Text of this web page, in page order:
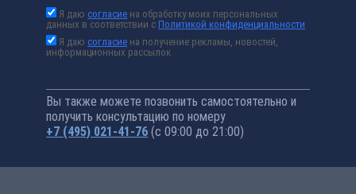
Я даюсогласие на обработку моих персональных
данных в соответствии сПолитикой конфиденциальности
Я даюсогласие на получение рекламы, новостей,
информационных рассылок
Вы также можете позвонить самостоятельно и
получить консультацию по номеру
+7 (495) 021-41-76 (с 09:00 до 21:00)